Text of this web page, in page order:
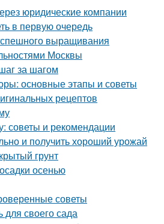
юридические компании
в первую очередь
выращивания
Москвы
за шагом
основные этапы и советы
рецептов
советы и рекомендации
и получить хороший урожай
грунт
осенью
советы
для своего сада